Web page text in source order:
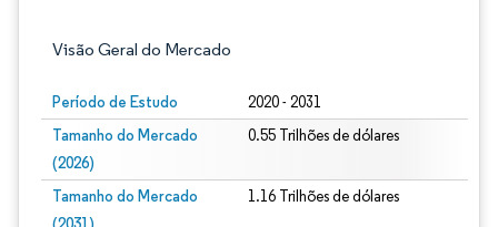
Visão Geral do Mercado
Período de Estudo 2020 - 2031
Tamanho do Mercado
(2026)
0.55 Trilhões de dólares
Tamanho do Mercado
1.16 Trilhões de dólares